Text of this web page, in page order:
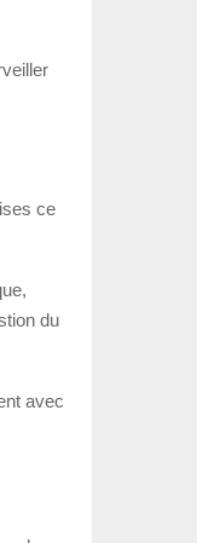
ce
du
avec